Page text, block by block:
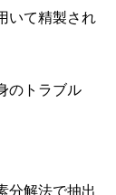
いて精製され
のトラブル
分解法で抽出